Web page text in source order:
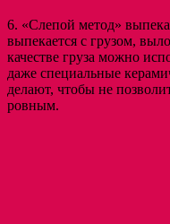
6. «Слепой метод»
выпекается с грузом,
качестве груза можно
даже специальные
делают, чтобы не
ровным.